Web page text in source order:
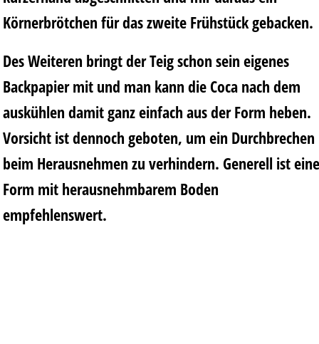
Körnerbrötchen für das zweite Frühstück gebacken.
Des Weiteren bringt der Teig schon sein eigenes
Backpapier mit und man kann die Coca nach dem
auskühlen damit ganz einfach aus der Form heben.
Vorsicht ist dennoch geboten, um ein Durchbrechen
beim Herausnehmen zu verhindern. Generell ist eine
Form mit herausnehmbarem Boden
empfehlenswert.